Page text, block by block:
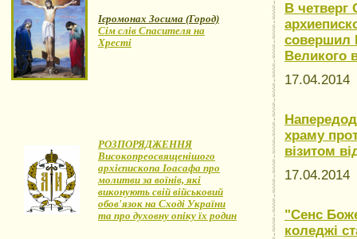
Ієромонах Зосима (Город)
Сім слів Спасителя на
Хресті
РОЗПОРЯДЖЕННЯ
Високопреосвященішого
архієпископа Іоасафа про
молитви за воїнів, які
виконують свій військовий
обов'язок на Сході України
та про духовну опіку їх родин
В
совершил
Великого
17.04.2014
храму
візитом
17.04.2014
"Сенс
коледжі